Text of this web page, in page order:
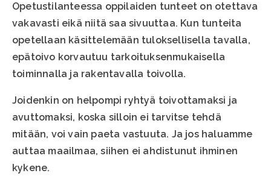
Opetustilanteessa oppilaiden tunteet on otettava
vakavasti eikä niitä saa sivuuttaa. Kun tunteita
opetellaan käsittelemään tuloksellisella tavalla,
epätoivo korvautuu tarkoituksenmukaisella
toiminnalla ja rakentavalla toivolla.
Joidenkin on helpompi ryhtyä toivottamaksi ja
avuttomaksi, koska silloin ei tarvitse tehdä
mitään, voi vain paeta vastuuta. Ja jos haluamme
auttaa maailmaa, siihen ei ahdistunut ihminen
kykene.